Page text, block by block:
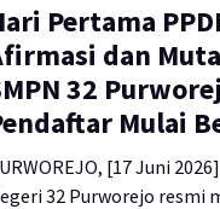
Pertama
dan
32
Mulai
[17 Juni
32 Purworejo resmi